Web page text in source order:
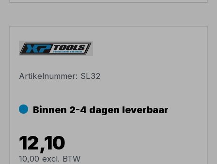
Artikelnummer: SL32
Binnen 2-4 dagen leverbaar
12,10
10,00 excl. BTW